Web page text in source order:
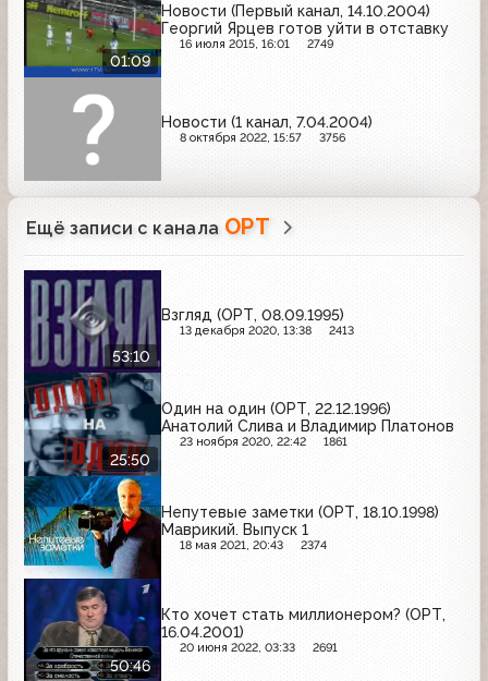
01:09
Новости (Первый канал, 14.10.2004)
Георгий Ярцев готов уйти в отставку
16 июля 2015, 16:01 2749
Новости (1 канал, 7.04.2004)
8 октября 2022, 15:57 3756
Ещё записи с канала ОРТ
53:10
Взгляд (ОРТ, 08.09.1995)
13 декабря 2020, 13:38 2413
25:50
Один на один (ОРТ, 22.12.1996)
Анатолий Слива и Владимир Платонов
23 ноября 2020, 22:42 1861
Непутевые заметки (ОРТ, 18.10.1998)
Маврикий. Выпуск 1
18 мая 2021, 20:43 2374
50:46
Кто хочет стать миллионером? (ОРТ,
16.04.2001)
20 июня 2022, 03:33 2691